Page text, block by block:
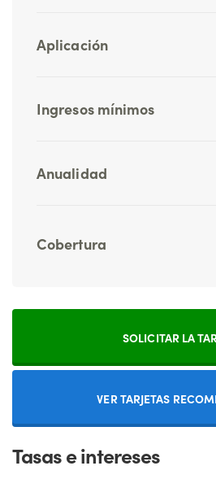
Aplicación
Ingresos mínimos
Anualidad
Cobertura
SOLICITAR LA
VER TARJETAS
Tasas e intereses